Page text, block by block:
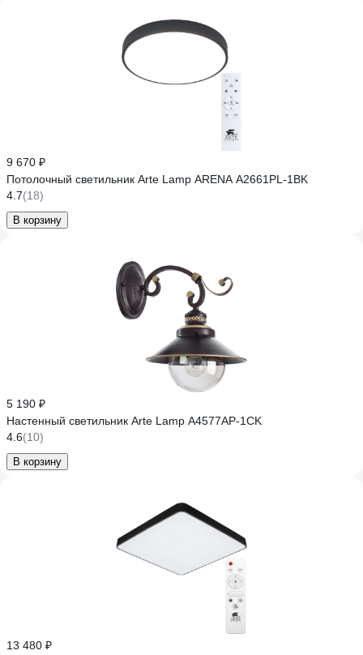
9 670 ₽
Потолочный светильник Arte Lamp ARENA A2661PL-1BK
4.7(18)
В корзину
5 190 ₽
Настенный светильник Arte Lamp A4577AP-1CK
4.6(10)
В корзину
13 480 ₽